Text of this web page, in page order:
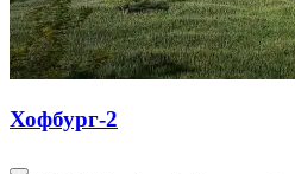
Хофбург-2